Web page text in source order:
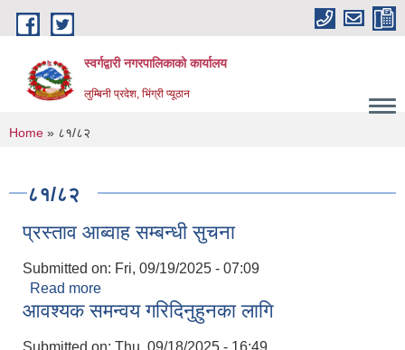
Skip to main content
स्वर्गद्वारी नगरपालिकाको कार्यालय
लुम्बिनी प्रदेश, भिंग्री प्यूठान
You are here
Home » ८१/८२
८१/८२
प्रस्ताव आब्वाह सम्बन्धी सुचना
Submitted on: Fri, 09/19/2025 - 07:09
Read more
आवश्यक समन्वय गरिदिनुहुनका लागि